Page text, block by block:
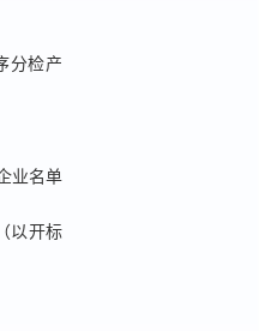
分检产
业名单
以开标